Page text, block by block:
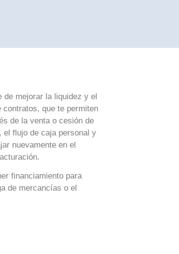
de mejorar la liquidez y el
que te permiten
de la venta o cesión de
el flujo de caja personal y
nuevamente en el
financiamiento para
de mercancías o el